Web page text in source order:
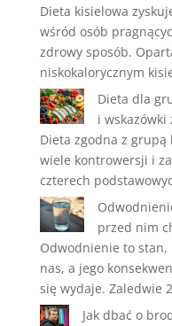
Dieta kisielowa
wśród osób
zdrowy sposób.
niskokalorycznym
Dieta dla
i wskazówki
Dieta zgodna z
wiele kontrowersji i
czterech
przed nim
Odwodnienie to stan,
nas, a jego
się wydaje. Zaledwie
Jak dbać o